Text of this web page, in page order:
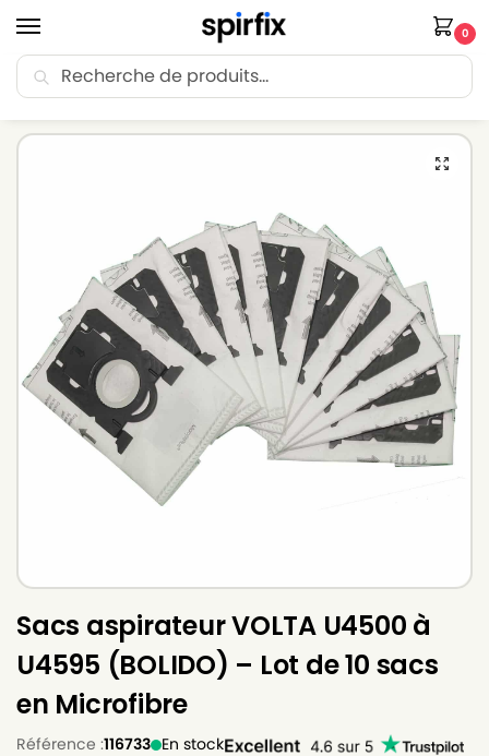
0
🚚 Livraison Point Relais offerte dès 30€ d’achat.
Sacs aspirateur VOLTA U4500 à
U4595 (BOLIDO) – Lot de 10 sacs
en Microfibre
Référence :116733 En stock